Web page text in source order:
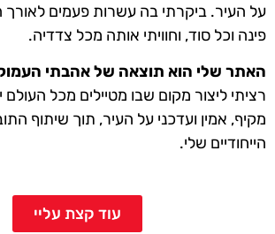
על העיר. ביקרתי בה עשרות פעמים
פינה וכל סוד, וחוויתי אותה מכל צדדיה.
האתר שלי הוא תוצאה של אהבתי
רציתי ליצור מקום שבו מטיילים מכל העולם
מקיף, אמין ועדכני על העיר, תוך שיתוף
הייחודיים שלי.
עוד קצת עליי